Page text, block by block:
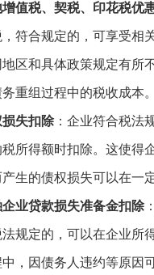
增值税、契税、印花税优
符合规定的，可享受相
区和具体政策规定有所
重组过程中的税收成本。
失扣除：企业符合税法
税所得额时扣除。这使得
生的债权损失可以在一
业贷款损失准备金扣除
规定的，可以在企业所
，因债务人违约等原因